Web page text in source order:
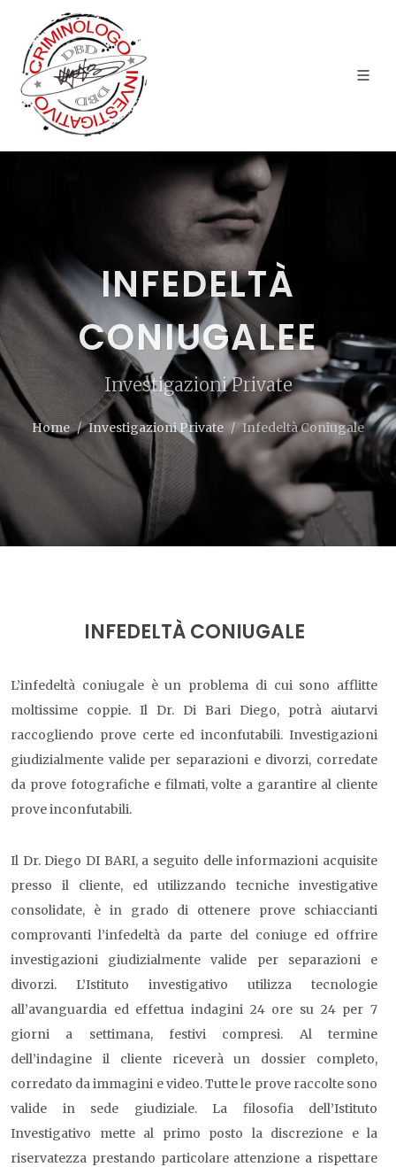
INFEDELTÀ
CONIUGALEE
Investigazioni Private
Home Investigazioni Private Infedeltà Coniugale
INFEDELTÀ CONIUGALE
L’infedeltà coniugale è un problema di cui sono afflitte
moltissime coppie. Il Dr. Di Bari Diego, potrà aiutarvi
raccogliendo prove certe ed inconfutabili. Investigazioni
giudizialmente valide per separazioni e divorzi, corredate
da prove fotografiche e filmati, volte a garantire al cliente
prove inconfutabili.
Il Dr. Diego DI BARI, a seguito delle informazioni acquisite
presso il cliente, ed utilizzando tecniche investigative
consolidate, è in grado di ottenere prove schiaccianti
comprovanti l’infedeltà da parte del coniuge ed offrire
investigazioni giudizialmente valide per separazioni e
divorzi. L’Istituto investigativo utilizza tecnologie
all’avanguardia ed effettua indagini 24 ore su 24 per 7
giorni a settimana, festivi compresi. Al termine
dell’indagine il cliente riceverà un dossier completo,
corredato da immagini e video. Tutte le prove raccolte sono
valide in sede giudiziale. La filosofia dell’Istituto
Investigativo mette al primo posto la discrezione e la
riservatezza prestando particolare attenzione a rispettare